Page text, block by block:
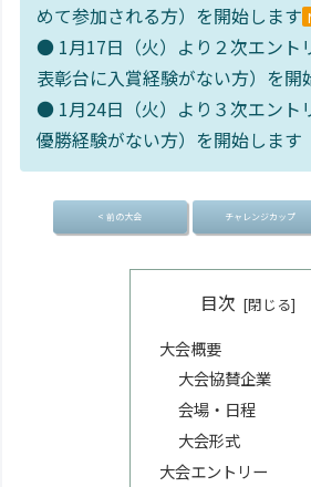
めて参加される方）を開始します
● 1月17日（火）より２次エント
表彰台に入賞経験がない方）を開
● 1月24日（火）より３次エント
優勝経験がない方）を開始します
< 前の大会 チャレンジカップ
目次
大会概要
大会協賛企業
会場・日程
大会形式
大会エントリー